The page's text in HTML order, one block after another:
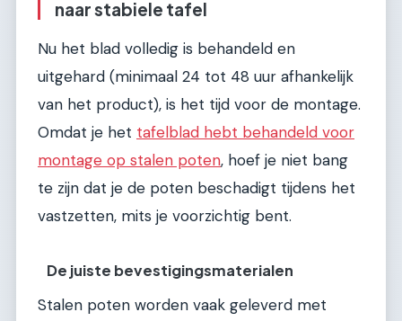
naar stabiele tafel
Nu het blad volledig is behandeld en
uitgehard (minimaal 24 tot 48 uur afhankelijk
van het product), is het tijd voor de montage.
Omdat je het tafelblad hebt behandeld voor
montage op stalen poten, hoef je niet bang
te zijn dat je de poten beschadigt tijdens het
vastzetten, mits je voorzichtig bent.
De juiste bevestigingsmaterialen
Stalen poten worden vaak geleverd met